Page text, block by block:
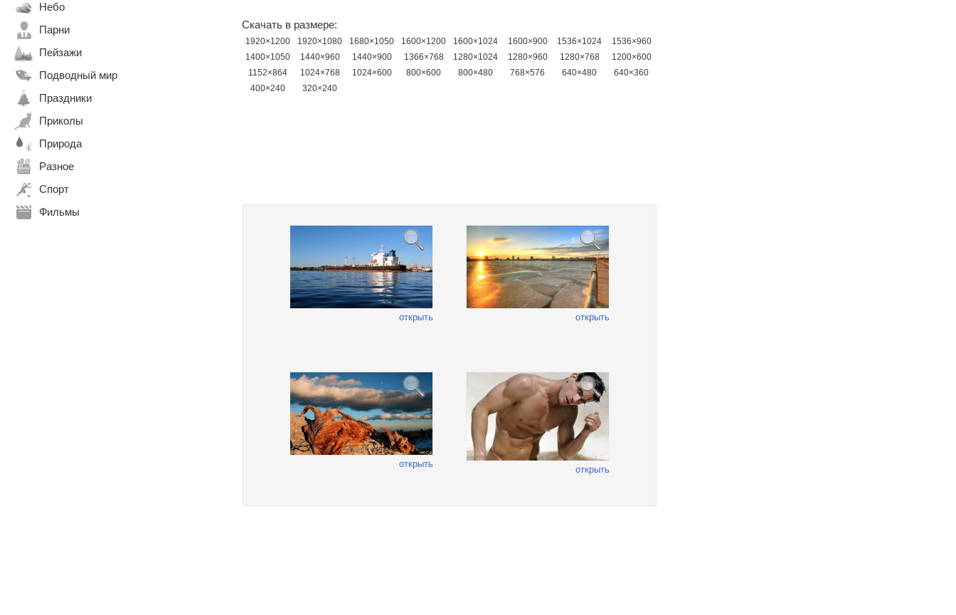
Небо
Парни
Пейзажи
Подводный мир
Праздники
Приколы
Природа
Разное
Спорт
Фильмы
Скачать в размере:
1920×1200 1920×1080 1680×1050 1600×1200 1600×1024 1600×900 1536×1024
1536×960
1400×1050
1440×960 1440×900 1366×768 1280×1024 1280×960 1280×768
1200×600
1152×864
1024×768 1024×600 800×600 800×480 768×576 640×480
640×360
400×240
320×240
открыть открыть
открыть
открыть